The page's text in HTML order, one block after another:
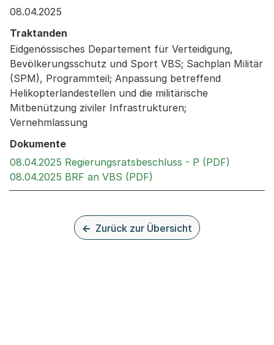
08.04.2025
Traktanden
Eidgenössisches Departement für Verteidigung,
Bevölkerungsschutz und Sport VBS; Sachplan Militär
(SPM), Programmteil; Anpassung betreffend
Helikopterlandestellen und die militärische
Mitbenützung ziviler Infrastrukturen;
Vernehmlassung
Dokumente
08.04.2025 Regierungsratsbeschluss - P (PDF)
08.04.2025 BRF an VBS (PDF)
Zurück zur Übersicht